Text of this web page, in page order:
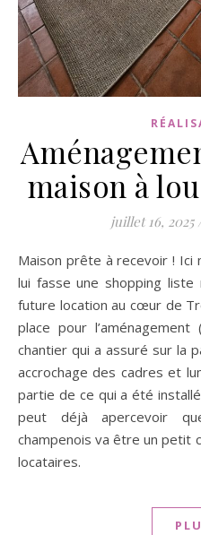
maison à
juillet 16, 2025
Maison prête à recevoir ! Ici mon client avait besoin que je
lui fasse une shopping liste
future location au cœur de
place pour
chantier qui a assuré sur la
accrochage des cadres et
partie de ce qui a été
peut déjà apercevoir
champenois va être un petit
locataires.